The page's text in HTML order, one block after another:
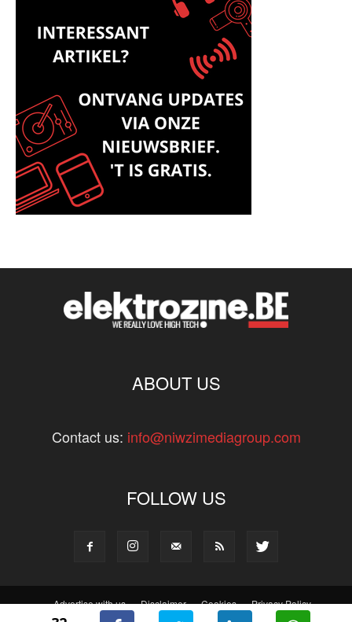
ABOUT US
Contact us: info@niwzimediagroup.com
FOLLOW US
Advertise with us Disclaimer Cookies Privacy Policy